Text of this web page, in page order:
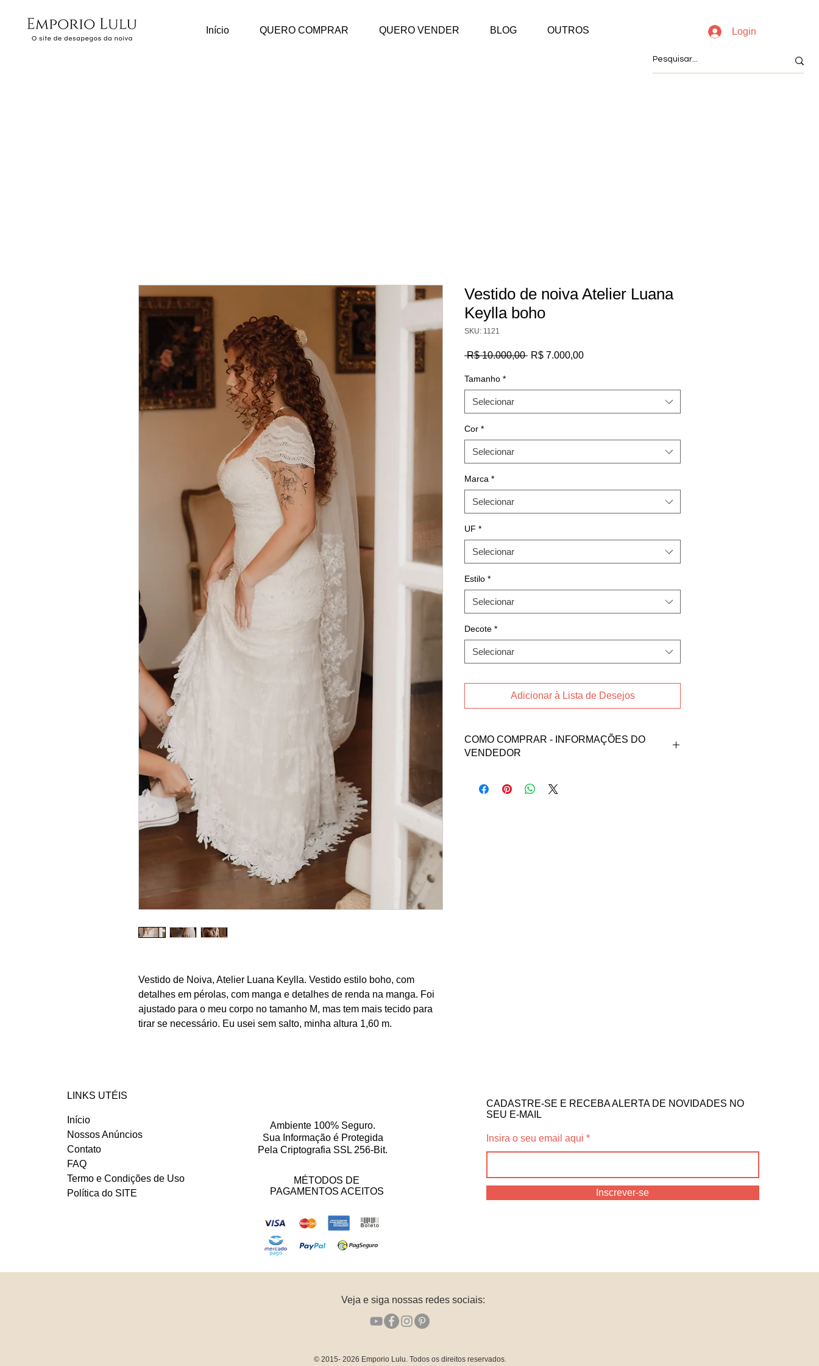
Início QUERO COMPRAR QUERO VENDER BLOG OUTROS Login
Vestido de Noiva, Atelier Luana Keylla. Vestido estilo boho, com
detalhes em pérolas, com manga e detalhes de renda na manga. Foi
ajustado para o meu corpo no tamanho M, mas tem mais tecido para
tirar se necessário. Eu usei sem salto, minha altura 1,60 m.
Vestido de noiva Atelier Luana
Keylla boho
SKU: 1121
R$ 10.000,00 Preço
R$ 7.000,00Preço
Tamanho *
Selecionar
Cor *
Selecionar
Marca *
Selecionar
UF *
Selecionar
Estilo *
Selecionar
Decote *
Selecionar
Adicionar à Lista de Desejos
COMO COMPRAR - INFORMAÇÕES DO
VENDEDOR
a vendedora Nathalia Branbila no contato abaixo:
LINKS UTÉIS
Início
Nossos Anúncios
Contato
FAQ
Termo e Condições de Uso
Política do SITE
Ambiente 100% Seguro.
Sua Informação é Protegida
Pela Criptografia SSL 256-Bit.
MÉTODOS DE
PAGAMENTOS ACEITOS
CADASTRE-SE E RECEBA ALERTA DE NOVIDADES NO
SEU E-MAIL
Insira o seu email aqui
Inscrever-se
Veja e siga nossas redes sociais:
© 2015- 2026 Emporio Lulu. Todos os direitos reservados.